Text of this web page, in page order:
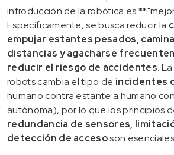
introducción de la robótica es
Específicamente, se busca reducir la
empujar estantes pesados,
distancias y agacharse
reducir el riesgo de accidentes.
robots cambia el tipo de incidentes
humano contra estante a humano
autónoma), por lo que los principios
redundancia de sensores,
detección de accesoson